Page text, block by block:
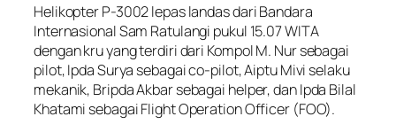
Helikopter P-3002 lepas landas dari Bandara
Internasional Sam Ratulangi pukul 15.07 WITA
dengan kru yang terdiri dari Kompol M. Nur sebagai
pilot, Ipda Surya sebagai co-pilot, Aiptu Mivi selaku
mekanik, Bripda Akbar sebagai helper, dan Ipda Bilal
Khatami sebagai Flight Operation Officer (FOO).